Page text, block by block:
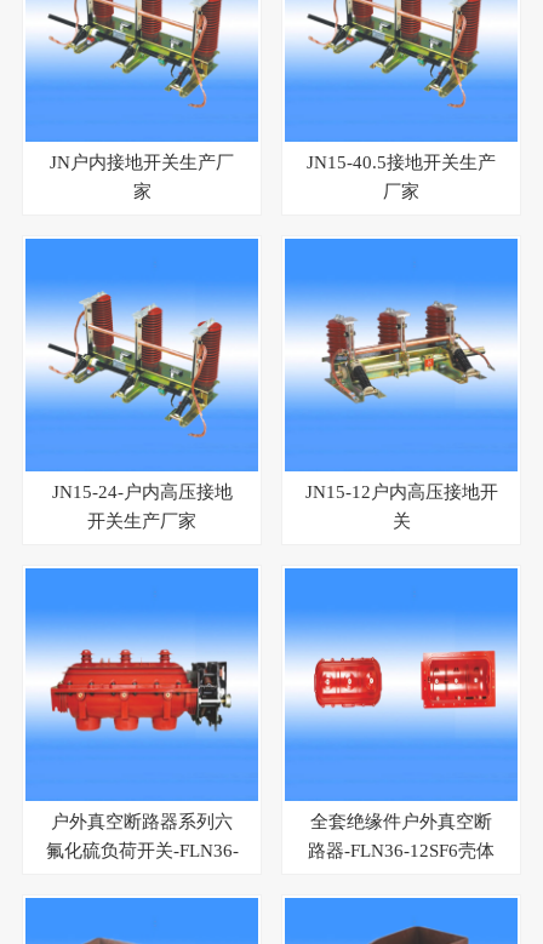
JN户内接地开关生产厂
家
JN15-40.5接地开关生产
厂家
JN15-24-户内高压接地
开关生产厂家
JN15-12户内高压接地开
关
户外真空断路器系列六
氟化硫负荷开关-FLN36-
全套绝缘件户外真空断
路器-FLN36-12SF6壳体